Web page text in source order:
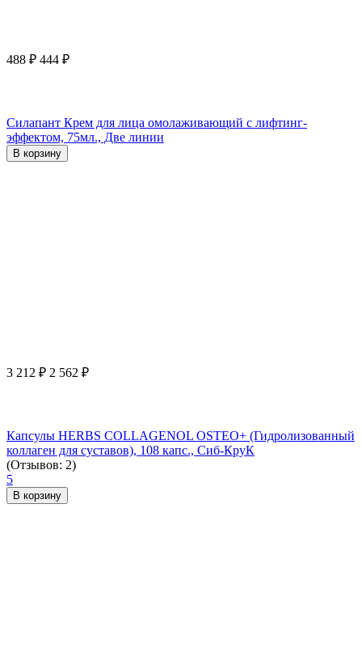
488 ₽ 444 ₽
Силапант Крем для лица омолаживающий с лифтинг-
эффектом, 75мл., Две линии
В корзину
3 212 ₽ 2 562 ₽
Капсулы HERBS COLLAGENOL OSTEO+ (Гидролизованный
коллаген для суставов), 108 капс., Сиб-КруК
(Отзывов: 2)
5
В корзину